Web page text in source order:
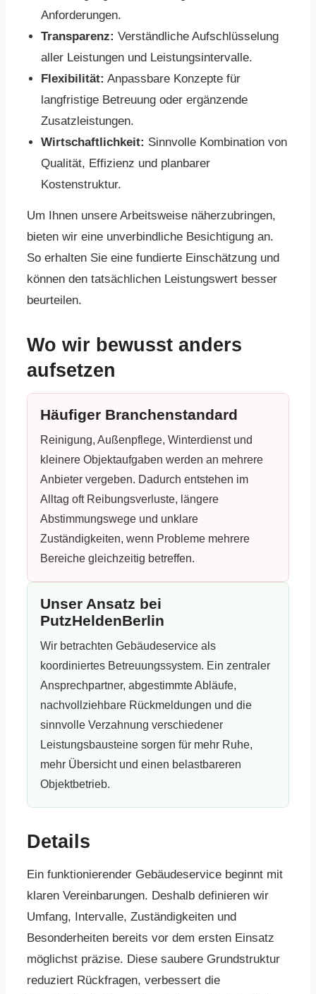
Anforderungen.
Transparenz: Verständliche Aufschlüsselung
aller Leistungen und Leistungsintervalle.
Flexibilität: Anpassbare Konzepte für
langfristige Betreuung oder ergänzende
Zusatzleistungen.
Wirtschaftlichkeit: Sinnvolle Kombination von
Qualität, Effizienz und planbarer
Kostenstruktur.
Um Ihnen unsere Arbeitsweise näherzubringen,
bieten wir eine unverbindliche Besichtigung an.
So erhalten Sie eine fundierte Einschätzung und
können den tatsächlichen Leistungswert besser
beurteilen.
Wo wir bewusst anders
aufsetzen
Häufiger Branchenstandard
Reinigung, Außenpflege, Winterdienst und
kleinere Objektaufgaben werden an mehrere
Anbieter vergeben. Dadurch entstehen im
Alltag oft Reibungsverluste, längere
Abstimmungswege und unklare
Zuständigkeiten, wenn Probleme mehrere
Bereiche gleichzeitig betreffen.
Unser Ansatz bei
PutzHeldenBerlin
Wir betrachten Gebäudeservice als
koordiniertes Betreuungssystem. Ein zentraler
Ansprechpartner, abgestimmte Abläufe,
nachvollziehbare Rückmeldungen und die
sinnvolle Verzahnung verschiedener
Leistungsbausteine sorgen für mehr Ruhe,
mehr Übersicht und einen belastbareren
Objektbetrieb.
Details
Ein funktionierender Gebäudeservice beginnt mit
klaren Vereinbarungen. Deshalb definieren wir
Umfang, Intervalle, Zuständigkeiten und
Besonderheiten bereits vor dem ersten Einsatz
möglichst präzise. Diese saubere Grundstruktur
reduziert Rückfragen, verbessert die